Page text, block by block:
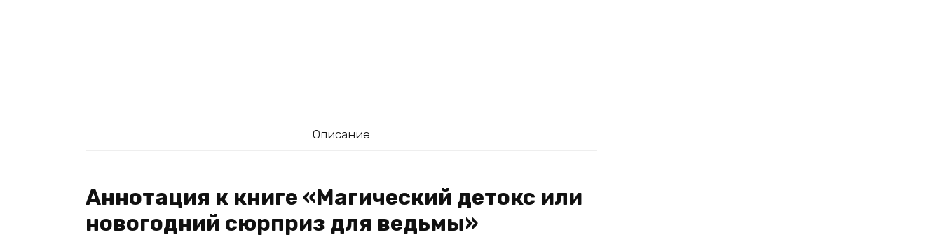
Описание
Аннотация к книге «Магический детокс или
новогодний сюрприз для ведьмы»